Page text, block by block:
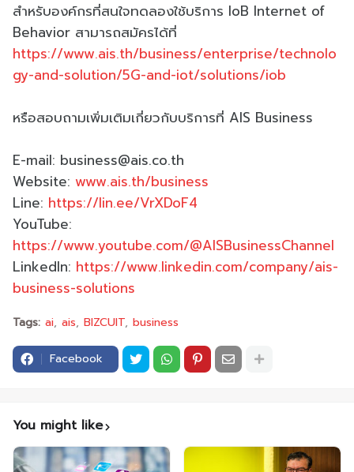
สำหรับองค์กรที่สนใจทดลองใช้บริการ IoB Internet of
Behavior สามารถสมัครได้ที่
https://www.ais.th/business/enterprise/technolo
gy-and-solution/5G-and-iot/solutions/iob
หรือสอบถามเพิ่มเติมเกี่ยวกับบริการที่ AIS Business
E-mail: business@ais.co.th
Website: www.ais.th/business
Line: https://lin.ee/VrXDoF4
YouTube:
https://www.youtube.com/@AISBusinessChannel
LinkedIn: https://www.linkedin.com/company/ais-
business-solutions
Tags: ai ais BIZCUIT business
Facebook
You might like